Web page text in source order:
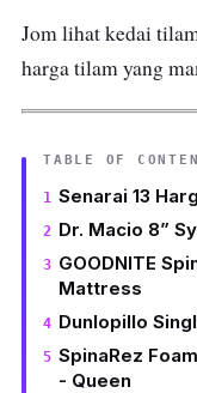
Jom lihat kedai
harga tilam yang
TABLE OF
Senarai 13
Dr. Macio 8”
GOODNITE
Mattress
Dunlopillo
SpinaRez
- Queen